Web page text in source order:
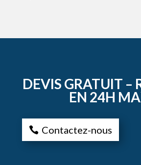
DEVIS GRATUIT –
EN 24H
Contactez-nous